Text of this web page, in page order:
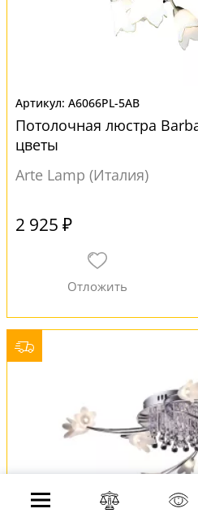
A6066PL-5AB
Потолочная люстра
цветы
Arte Lamp (Италия)
2 925 ₽